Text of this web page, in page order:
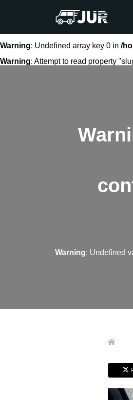
Warning: Undefined array key 0 in /
Warning: Attempt to read property
Warning: Undefined